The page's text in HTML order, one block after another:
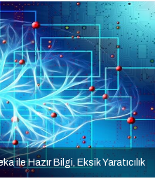
ile Hazır Bilgi, Eksik Yaratıcılık